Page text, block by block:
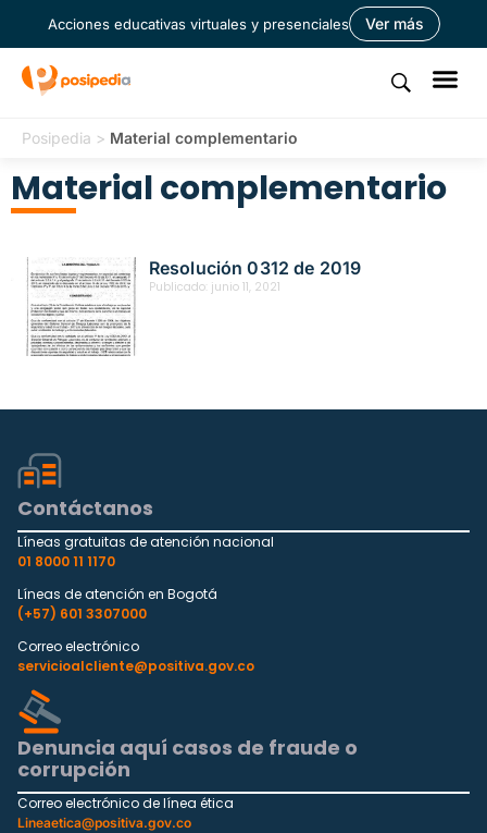
Acciones educativas virtuales y presenciales Ver más
Posipedia > Material complementario
Material complementario
Resolución 0312 de 2019
Publicado: junio 11, 2021
Contáctanos
Líneas gratuitas de atención nacional
01 8000 11 1170
Líneas de atención en Bogotá
(+57) 601 3307000
Correo electrónico
servicioalcliente@positiva.gov.co
Denuncia aquí casos de fraude o
corrupción
Correo electrónico de línea ética
Lineaetica@positiva.gov.co